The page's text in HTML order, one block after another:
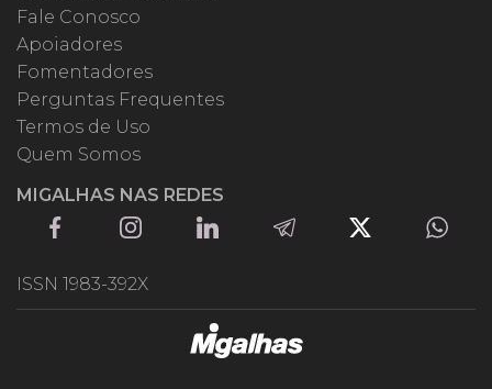
Fale Conosco
Apoiadores
Fomentadores
Perguntas Frequentes
Termos de Uso
Quem Somos
MIGALHAS NAS REDES
ISSN 1983-392X